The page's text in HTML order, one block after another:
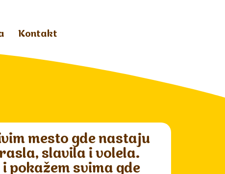
Kontakt
mesto gde nastaju
rasla, slavila i volela.
pokažem svima gde